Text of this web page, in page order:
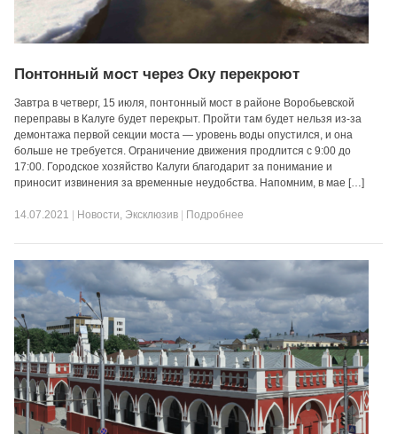
Понтонный мост через Оку перекроют
Завтра в четверг, 15 июля, понтонный мост в районе Воробьевской
переправы в Калуге будет перекрыт. Пройти там будет нельзя из-за
демонтажа первой секции моста — уровень воды опустился, и она
больше не требуется. Ограничение движения продлится с 9:00 до
17:00. Городское хозяйство Калуги благодарит за понимание и
приносит извинения за временные неудобства. Напомним, в мае […]
14.07.2021 Новости, Эксклюзив Подробнее